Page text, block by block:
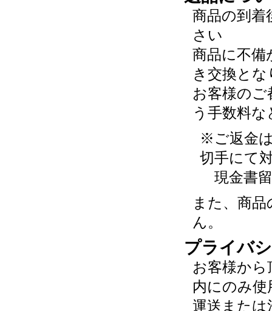
商品の到着
さい
商品に不備
き交換と
お客様のご
う手数料
※ご返金
切手にて
現金書
また、商
ん。
プライバ
お客様か
内にのみ
運送または